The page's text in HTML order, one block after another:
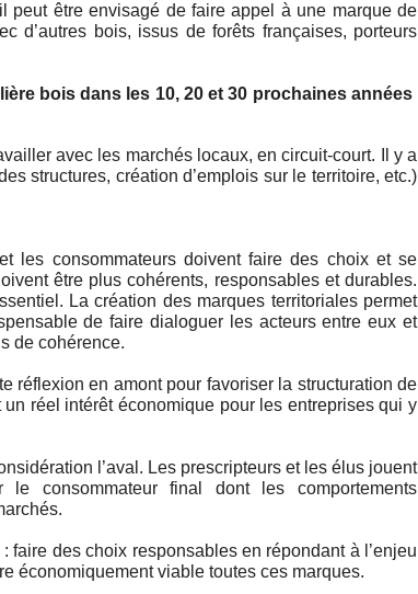
peut être envisagé de faire appel à une marque de
d’autres bois, issus de forêts françaises, porteurs
bois dans les 10, 20 et 30 prochaines années
avec les marchés locaux, en circuit-court. Il y a
structures, création d’emplois sur le territoire, etc.)
les consommateurs doivent faire des choix et se
être plus cohérents, responsables et durables.
La création des marques territoriales permet
de faire dialoguer les acteurs entre eux et
de cohérence.
réflexion en amont pour favoriser la structuration de
réel intérêt économique pour les entreprises qui y
l’aval. Les prescripteurs et les élus jouent
consommateur final dont les comportements
des choix responsables en répondant à l’enjeu
économiquement viable toutes ces marques.